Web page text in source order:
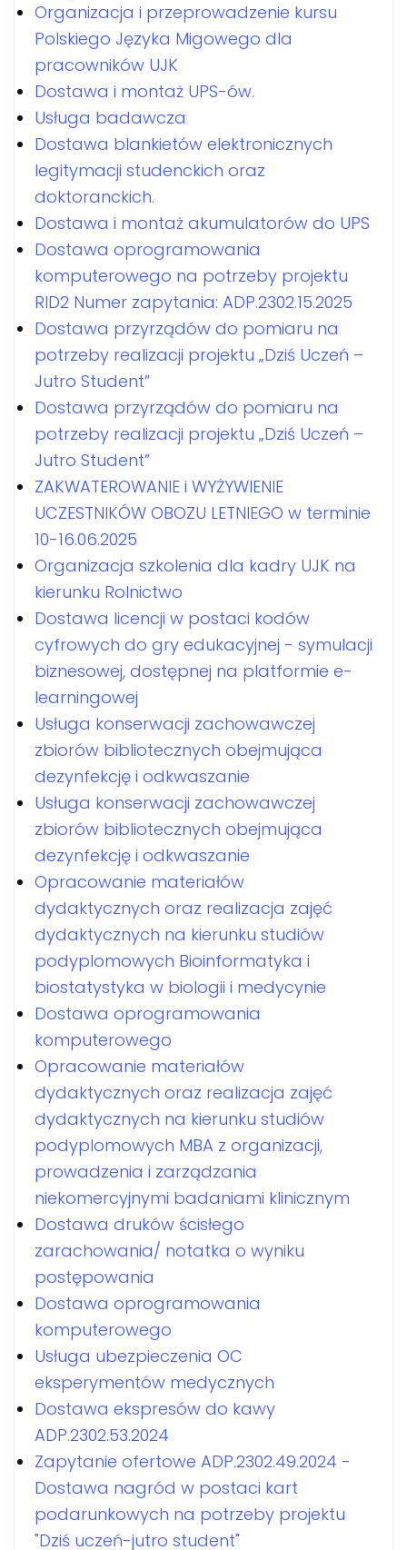
Organizacja i przeprowadzenie kursu
Polskiego Języka Migowego dla
pracowników UJK
Dostawa i montaż UPS-ów.
Usługa badawcza
Dostawa blankietów elektronicznych
legitymacji studenckich oraz
doktoranckich.
Dostawa i montaż akumulatorów do UPS
Dostawa oprogramowania
komputerowego na potrzeby projektu
RID2 Numer zapytania: ADP.2302.15.2025
Dostawa przyrządów do pomiaru na
potrzeby realizacji projektu „Dziś Uczeń –
Jutro Student”
Dostawa przyrządów do pomiaru na
potrzeby realizacji projektu „Dziś Uczeń –
Jutro Student”
ZAKWATEROWANIE i WYŻYWIENIE
UCZESTNIKÓW OBOZU LETNIEGO w terminie
10-16.06.2025
Organizacja szkolenia dla kadry UJK na
kierunku Rolnictwo
Dostawa licencji w postaci kodów
cyfrowych do gry edukacyjnej - symulacji
biznesowej, dostępnej na platformie e-
learningowej
Usługa konserwacji zachowawczej
zbiorów bibliotecznych obejmująca
dezynfekcję i odkwaszanie
Usługa konserwacji zachowawczej
zbiorów bibliotecznych obejmująca
dezynfekcję i odkwaszanie
Opracowanie materiałów
dydaktycznych oraz realizacja zajęć
dydaktycznych na kierunku studiów
podyplomowych Bioinformatyka i
biostatystyka w biologii i medycynie
Dostawa oprogramowania
komputerowego
Opracowanie materiałów
dydaktycznych oraz realizacja zajęć
dydaktycznych na kierunku studiów
podyplomowych MBA z organizacji,
prowadzenia i zarządzania
niekomercyjnymi badaniami klinicznym
Dostawa druków ścisłego
zarachowania/ notatka o wyniku
postępowania
Dostawa oprogramowania
komputerowego
Usługa ubezpieczenia OC
eksperymentów medycznych
Dostawa ekspresów do kawy
ADP.2302.53.2024
Zapytanie ofertowe ADP.2302.49.2024 -
Dostawa nagród w postaci kart
podarunkowych na potrzeby projektu
"Dziś uczeń-jutro student"